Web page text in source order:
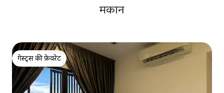
मकान
गेस्ट्स की फ़ेवरेट
गेस्ट्स की फ़ेवरेट